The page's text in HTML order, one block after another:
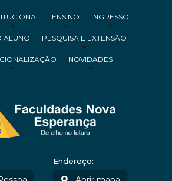
ENSINO INGRESSO
ALUNO PESQUISA E EXTENSÃO
NOVIDADES
Endereço: